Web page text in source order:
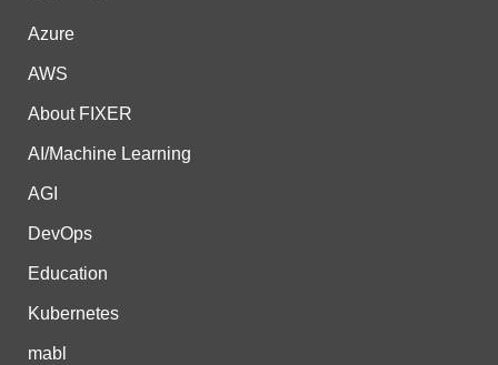
Azure
AWS
About FIXER
AI/Machine Learning
AGI
DevOps
Education
Kubernetes
mabl